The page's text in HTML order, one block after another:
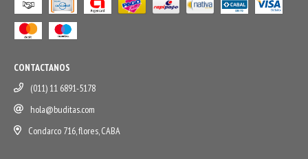
CONTACTANOS
(011) 11 6891-5178
hola@buditas.com
Condarco 716, flores, CABA